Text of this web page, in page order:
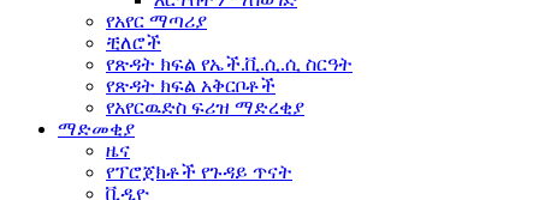
የአየር ማጣሪያ
ቺለሮች
የጽዳት ክፍል የኤች.ቪ.ሲ.ሲ ስርዓት
የጽዳት ክፍል አቅርቦቶች
የአየርዉድስ ፍሪዝ ማድረቂያ
ማድመቂያ
ዜና
የፕሮጀክቶች የጉዳይ ጥናት
ቪዲዮ